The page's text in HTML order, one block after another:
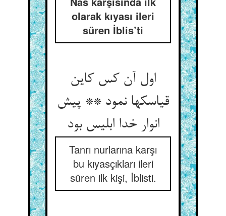
olarak kıyası ileri
süren İblis’ti
اول آن کس کاین
قیاسکها نمود ** پیش
انوار خدا ابلیس بود
Tanrı nurlarına karşı
bu kıyasçıkları ileri
süren ilk kişi, İblisti.